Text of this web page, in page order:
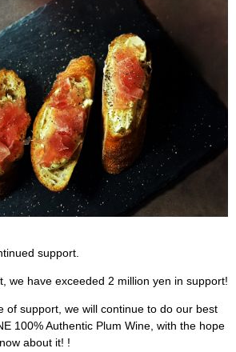
support.
we have exceeded 2 million yen in support!
of support, we will continue to do our best
100% Authentic Plum Wine, with the hope
about it! !